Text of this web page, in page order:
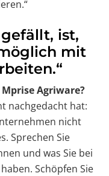
ist,
mit
Agriware?
nachgedacht hat:
nicht
Sprechen Sie
und was Sie bei
Schöpfen Sie